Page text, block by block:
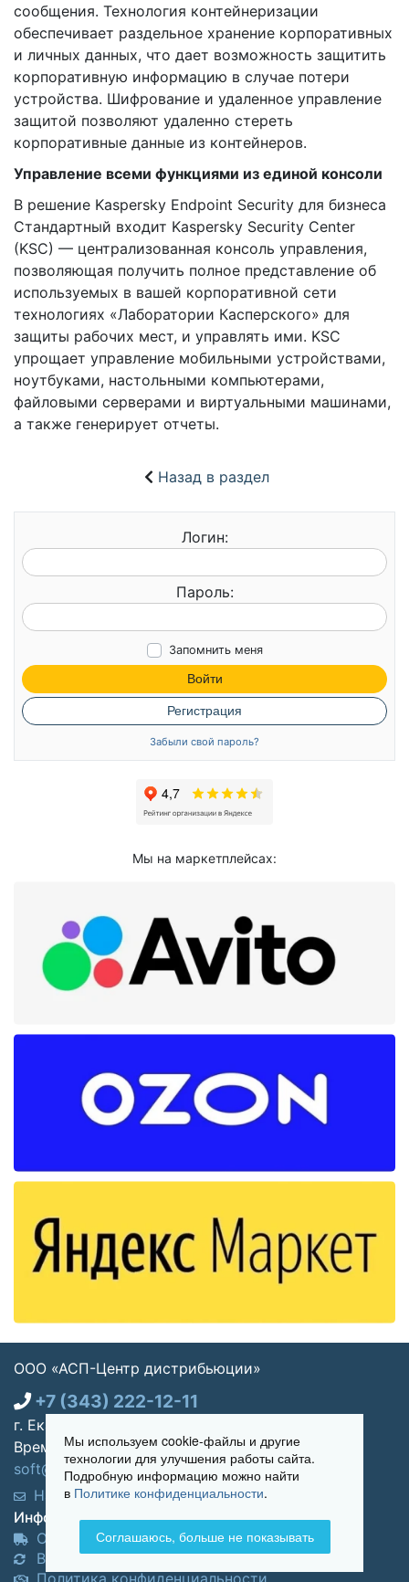
сообщения. Технология контейнеризации
обеспечивает раздельное хранение корпоративных
и личных данных, что дает возможность защитить
корпоративную информацию в случае потери
устройства. Шифрование и удаленное управление
защитой позволяют удаленно стереть
корпоративные данные из контейнеров.
Управление всеми функциями из единой консоли
В решение Kaspersky Endpoint Security для бизнеса
Стандартный входит Kaspersky Security Center
(KSC) — централизованная консоль управления,
позволяющая получить полное представление об
используемых в вашей корпоративной сети
технологиях «Лаборатории Касперского» для
защиты рабочих мест, и управлять ими. KSC
упрощает управление мобильными устройствами,
ноутбуками, настольными компьютерами,
файловыми серверами и виртуальными машинами,
а также генерирует отчеты.
Назад в раздел
Логин:
Пароль:
Запомнить меня
Войти
Регистрация
Забыли свой пароль?
Мы на маркетплейсах:
ООО «АСП-Центр дистрибьюции»
+7 (343) 222-12-11
г. Екатеринбург, ул. Щорса 7, офис 270
Время работы: Пн-пт 09:00 - 18:00
soft@asp-partners.ru
Написать нам
Обратный звонок
Информация для покупателей:
Оплата и доставка
Возврат и обмен товара
Мы используем cookie-файлы и другие
технологии для улучшения работы сайта.
Подробную информацию можно найти
в Политике конфиденциальности.
Соглашаюсь, больше не показывать